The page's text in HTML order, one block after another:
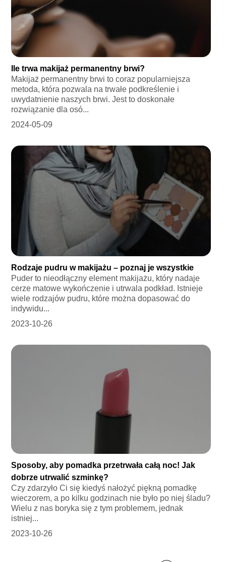
Ile trwa makijaż permanentny brwi?
Makijaż permanentny brwi to coraz popularniejsza
metoda, która pozwala na trwałe podkreślenie i
uwydatnienie naszych brwi. Jest to doskonałe
rozwiązanie dla osó...
2024-05-09
Rodzaje pudru w makijażu – poznaj je wszystkie
Puder to nieodłączny element makijażu, który nadaje
cerze matowe wykończenie i utrwala podkład. Istnieje
wiele rodzajów pudru, które można dopasować do
indywidu...
2023-10-26
Sposoby, aby pomadka przetrwała całą noc! Jak
dobrze utrwalić szminkę?
Czy zdarzyło Ci się kiedyś nałożyć piękną pomadkę
wieczorem, a po kilku godzinach nie było po niej śladu?
Wielu z nas boryka się z tym problemem, jednak
istniej...
2023-10-26